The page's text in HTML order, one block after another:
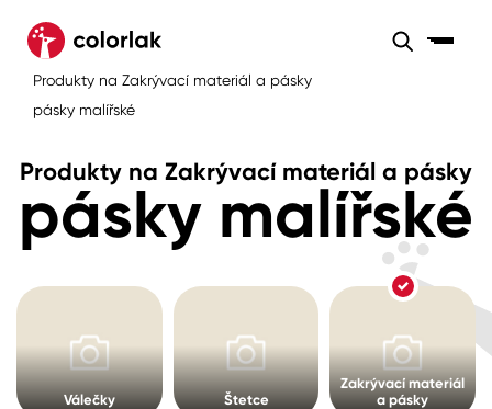
Maloobchod Velkoobchod Sortiment
Sortiment
Sortiment
Kov
Beton, asfalt, minerální podklady
Plast, sklo, keramika
Tónovací systémy
Colorlak Dekor
Colorlak Profi
Colorlak Pta
Sortiment
Produkty na Zakrývací materiál a pásky
pásky malířské
Produkty na Zakrývací materiál a pásky
pásky malířské
Válečky Štetce
Zakrývací materiál
a pásky